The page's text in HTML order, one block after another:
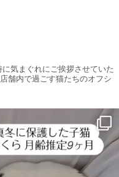
気まぐれにご挨拶させていた
舗内で過ごす猫たちのオフシ